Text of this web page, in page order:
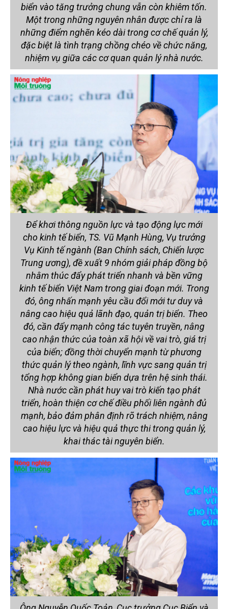
biển vào tăng trưởng chung vẫn còn khiêm tốn.
Một trong những nguyên nhân được chỉ ra là
những điểm nghẽn kéo dài trong cơ chế quản lý,
đặc biệt là tình trạng chồng chéo về chức năng,
nhiệm vụ giữa các cơ quan quản lý nhà nước.
Để khơi thông nguồn lực và tạo động lực mới
cho kinh tế biển, TS. Vũ Mạnh Hùng, Vụ trưởng
Vụ Kinh tế ngành (Ban Chính sách, Chiến lược
Trung ương), đề xuất 9 nhóm giải pháp đồng bộ
nhằm thúc đẩy phát triển nhanh và bền vững
kinh tế biển Việt Nam trong giai đoạn mới. Trong
đó, ông nhấn mạnh yêu cầu đổi mới tư duy và
nâng cao hiệu quả lãnh đạo, quản trị biển. Theo
đó, cần đẩy mạnh công tác tuyên truyền, nâng
cao nhận thức của toàn xã hội về vai trò, giá trị
của biển; đồng thời chuyển mạnh từ phương
thức quản lý theo ngành, lĩnh vực sang quản trị
tổng hợp không gian biển dựa trên hệ sinh thái.
Nhà nước cần phát huy vai trò kiến tạo phát
triển, hoàn thiện cơ chế điều phối liên ngành đủ
mạnh, bảo đảm phân định rõ trách nhiệm, nâng
cao hiệu lực và hiệu quả thực thi trong quản lý,
khai thác tài nguyên biển.